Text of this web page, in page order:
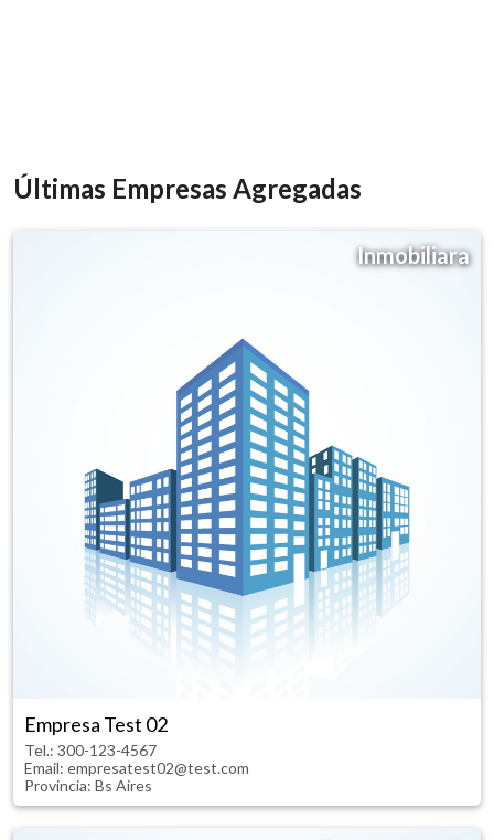
Últimas Empresas Agregadas
Inmobiliara
Empresa Test 02
Tel.: 300-123-4567
Email: empresatest02@test.com
Provincia: Bs Aires